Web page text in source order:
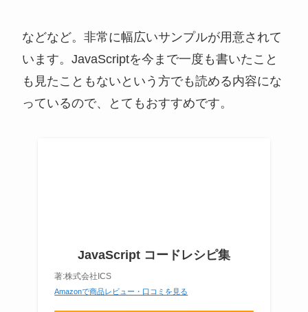
などなど。非常に幅広いサンプルが用意されて
います。JavaScriptを今まで一度も書いたこと
も見たこともないという方でも読める内容にな
っているので、とてもおすすめです。
JavaScript コードレシピ集
著:株式会社ICS
Amazonで商品レビュー・口コミを見る